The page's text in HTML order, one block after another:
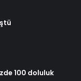
100 doluluk